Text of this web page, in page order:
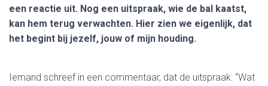
een reactie uit. Nog een uitspraak, wie de bal kaatst,
kan hem terug verwachten. Hier zien we eigenlijk, dat
het begint bij jezelf, jouw of mijn houding.
Iemand schreef in een commentaar, dat de uitspraak: “Wat